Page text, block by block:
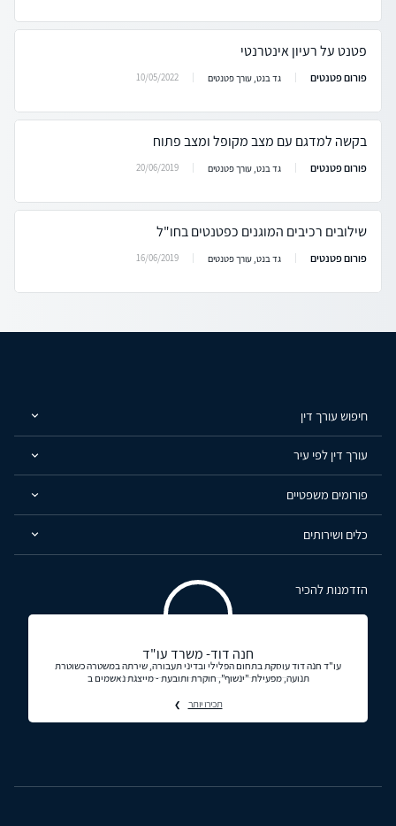
פטנט על רעיון אינטרנטי
פורום פטנטים גד בנט, עורך פטנטים 10/05/2022
בקשה למדגם עם מצב מקופל ומצב פתוח
פורום פטנטים גד בנט, עורך פטנטים 20/06/2019
שילובים רכיבים המוגנים כפטנטים בחו"ל
פורום פטנטים גד בנט, עורך פטנטים 16/06/2019
חיפוש עורך דין
עורך דין לפי עיר
פורומים משפטיים
כלים ושירותים
הזדמנות להכיר
חנה דוד- משרד עו"ד
עו"ד חנה דוד עוסקת בתחום הפלילי ובדיני תעבורה, שירתה במשטרה כשוטרת
תנועה, מפעילת "ינשוף", חוקרת ותובעת - מייצגת נאשמים ב
תכירו יותר